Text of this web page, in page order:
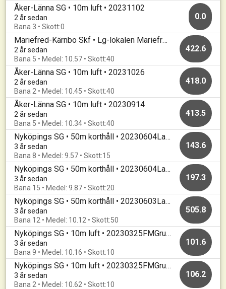
Åker-Länna SG • 10m luft • 20231102
2 år sedan
Bana 3 • Skott:0
0.0
Mariefred-Kärnbo Skf • Lg-lokalen Mariefred • Mariefredsluft
2 år sedan
Bana 5 • Medel: 10.57 • Skott:40
422.6
Åker-Länna SG • 10m luft • 20231026
2 år sedan
Bana 2 • Medel: 10.45 • Skott:40
418.0
Åker-Länna SG • 10m luft • 20230914
2 år sedan
Bana 5 • Medel: 10.34 • Skott:40
413.5
Nyköpings SG • 50m korthåll • 20230604LandskampsuttagningStallnFinal
3 år sedan
Bana 8 • Medel: 9.57 • Skott:15
143.6
Nyköpings SG • 50m korthåll • 20230604LandskampsuttagningStallnGrund
3 år sedan
Bana 15 • Medel: 9.87 • Skott:20
197.3
Nyköpings SG • 50m korthåll • 20230603Landskampsuttagning Ligg Grund
3 år sedan
Bana 12 • Medel: 10.12 • Skott:50
505.8
Nyköpings SG • 10m luft • 20230325FMGrund
3 år sedan
Bana 9 • Medel: 10.16 • Skott:10
101.6
Nyköpings SG • 10m luft • 20230325FMGrund
3 år sedan
Bana 2 • Medel: 10.62 • Skott:10
106.2